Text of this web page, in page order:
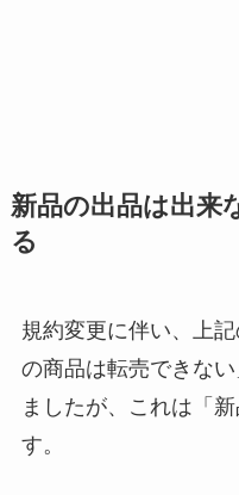
新品の出品は出来
る
規約変更に伴い、上
の商品は転売できな
ましたが、これは「
す。